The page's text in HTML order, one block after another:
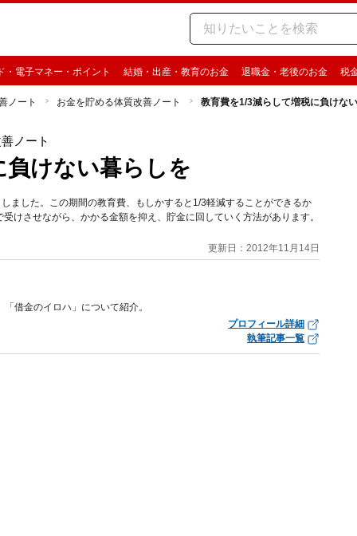
・電子マネー・ポイント 結婚・出産・教育のお金 退職金・老後のお金 税
ノート お金を貯める体質改善ノート 教育費を1/3減らして増税に負けな
ノート
けない暮らしを
ました。この期間の教育費、もしかすると1/3軽減することができるか
けさせながら、かかる金額を抑え、貯金に回していく方法があります。
更新日：2012年11月14日
借金のイロハ」について紹介。
プロフィール詳細
執筆記事一覧